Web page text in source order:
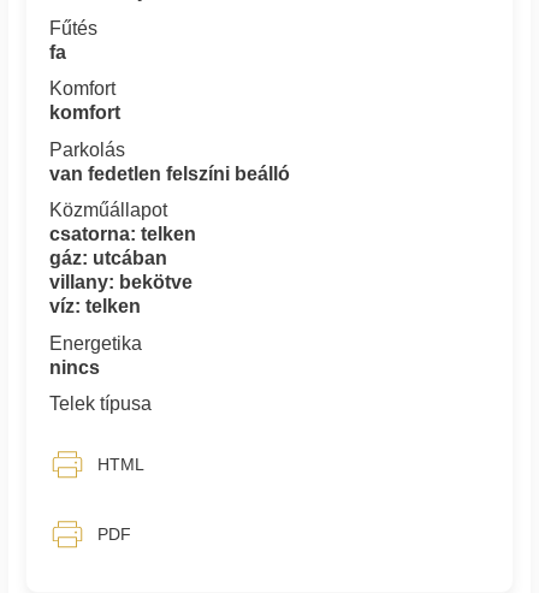
Fűtés
fa
Komfort
komfort
Parkolás
van fedetlen felszíni beálló
Közműállapot
csatorna: telken
gáz: utcában
villany: bekötve
víz: telken
Energetika
nincs
Telek típusa
HTML
PDF